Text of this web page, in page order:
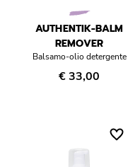
Réponse Délicate
Réponse Éclat
Réponse Fondamentale
AUTHENTIK-BALM
REMOVER
Balsamo-olio detergente
€ 33,00